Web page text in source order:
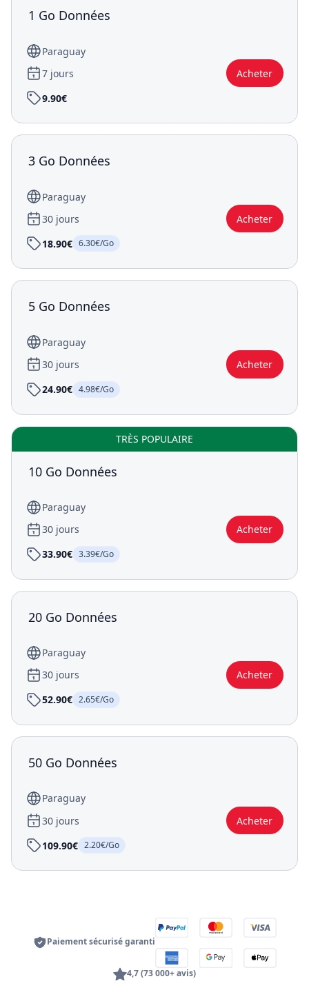
1 Go Données
Paraguay
7 jours
Acheter
9.90€
3 Go Données
Paraguay
30 jours
Acheter
18.90€ 6.30€/Go
5 Go Données
Paraguay
30 jours
Acheter
24.90€ 4.98€/Go
TRÈS POPULAIRE
10 Go Données
Paraguay
30 jours
Acheter
33.90€ 3.39€/Go
20 Go Données
Paraguay
30 jours
Acheter
52.90€ 2.65€/Go
50 Go Données
Paraguay
30 jours
Acheter
109.90€ 2.20€/Go
Paiement sécurisé garanti
4,7 (73 000+ avis)